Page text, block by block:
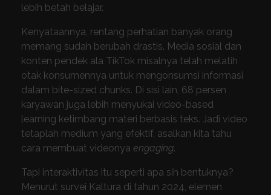
lebih betah belajar.
Kenyataannya, rentang perhatian banyak orang
memang sudah berubah drastis. Media sosial dan
konten pendek ala TikTok misalnya telah melatih
otak konsumennya untuk mengonsumsi informasi
dalam bite-sized chunks. Di sisi lain, 68 persen
karyawan juga lebih menyukai video-based
learning ketimbang materi berbasis teks. Jadi video
tetaplah medium yang efektif, asalkan kita tahu
cara membuat videonya engaging.
Tapi interaktivitas itu seperti apa sih bentuknya?
Menurut survei Kaltura di tahun 2024, elemen